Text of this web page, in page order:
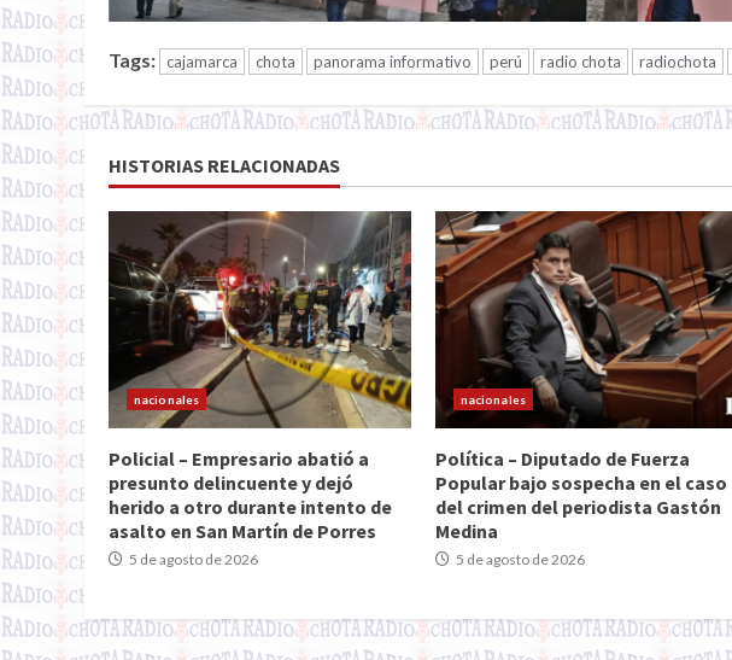
Tags: cajamarca chota panorama informativo perú radio chota radiochota
HISTORIAS RELACIONADAS
nacionales
Policial – Empresario abatió a
presunto delincuente y dejó
herido a otro durante intento de
asalto en San Martín de Porres
5 de agosto de 2026
nacionales
Política – Diputado de Fuerza
Popular bajo sospecha en el caso
del crimen del periodista Gastón
Medina
5 de agosto de 2026